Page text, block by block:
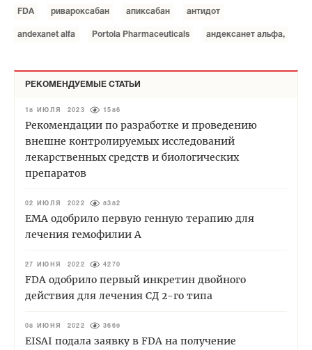
FDA ривароксабан апиксабан антидот
andexanet alfa Portola Pharmaceuticals андексанет альфа,
РЕКОМЕНДУЕМЫЕ СТАТЬИ
18 ИЮЛЯ 2023 1586
Рекомендации по разработке и проведению
внешне контролируемых исследований
лекарственных средств и биологических
препаратов
02 ИЮЛЯ 2022 8382
EMA одобрило первую генную терапию для
лечения гемофилии А
27 ИЮНЯ 2022 4270
FDA одобрило первый инкретин двойного
действия для лечения СД 2-го типа
08 ИЮНЯ 2022 3669
EISAI подала заявку в FDA на получение